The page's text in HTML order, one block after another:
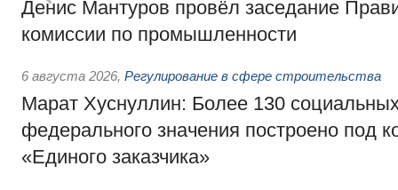
Денис Мантуров провёл заседание
комиссии по промышленности
6 августа 2026, Регулирование в сфере строительства
Марат Хуснуллин: Более 130
федерального значения построено под
«Единого заказчика»